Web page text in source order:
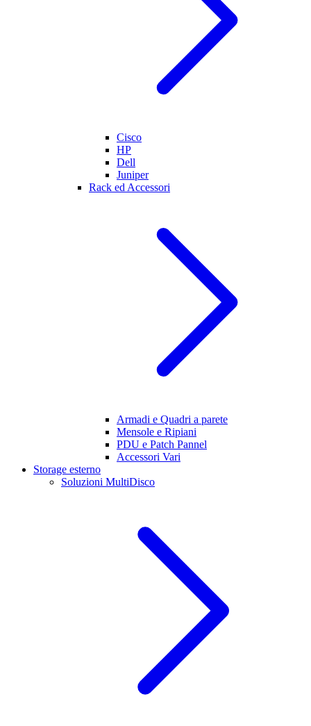
Cisco
HP
Dell
Juniper
Rack ed Accessori
Armadi e Quadri a parete
Mensole e Ripiani
PDU e Patch Pannel
Accessori Vari
Storage esterno
Soluzioni MultiDisco